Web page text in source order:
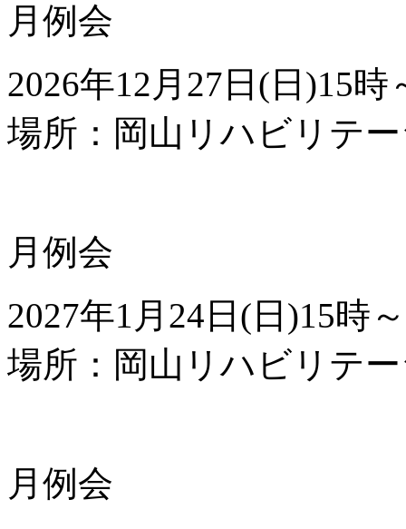
月例会
2026年12 月 27 日(日)15時
場所：岡山リハビリテ
月例会
2027年1 月 24 日(日)15時～
場所：岡山リハビリテ
月例会